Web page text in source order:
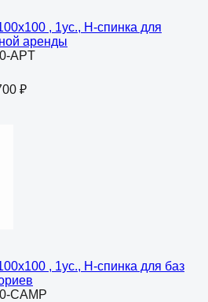
, 1ус., Н-спинка для
аренды
APT
₽
, 1ус., Н-спинка для баз
CAMP